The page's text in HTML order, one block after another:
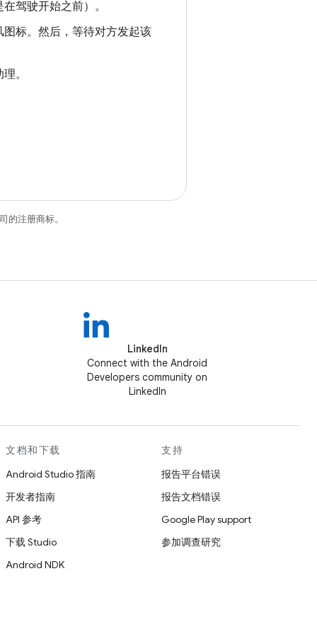
驾驶开始之前）。
标。然后，等待对方发起该
。
的注册商标。
LinkedIn
Connect with the Android
Developers community on
LinkedIn
文档和下载
Android Studio 指南
开发者指南
API 参考
下载 Studio
Android NDK
支持
报告平台错误
报告文档错误
Google Play support
参加调查研究